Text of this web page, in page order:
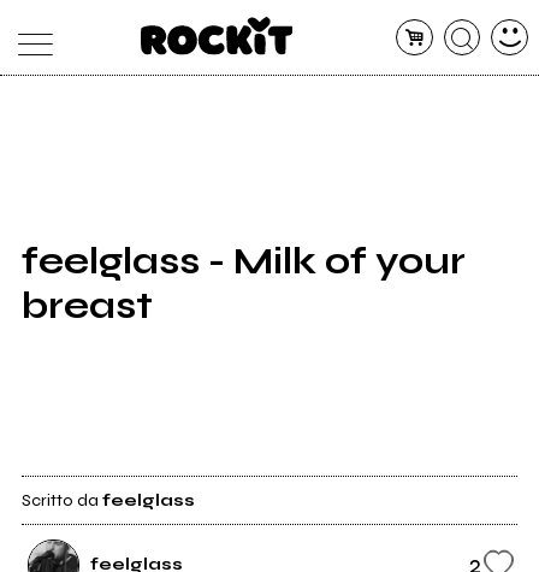
SHOP
RADIO
feelglass - Milk of your
breast
Scritto da feelglass
feelglass 2